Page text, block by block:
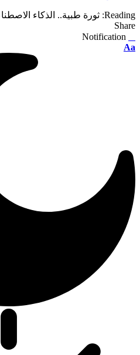
Reading: ثورة طبية.. الذكاء
Share
Notification
Font
Aa